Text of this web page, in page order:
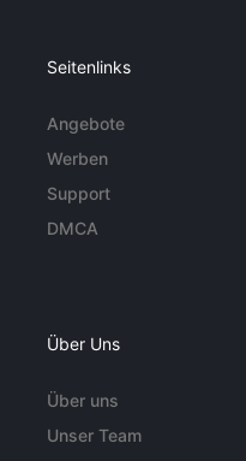
Seitenlinks
Angebote
Werben
Support
DMCA
Über Uns
Über uns
Unser Team